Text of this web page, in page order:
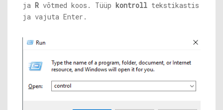
ja R võtmed koos. Tüüp kontroll tekstikastis
ja vajuta Enter.